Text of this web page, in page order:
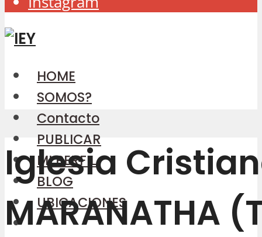
HOME
SOMOS?
Contacto
PUBLICAR
MI PERFIL
BLOG
UBICACIONES
Iglesia
MARANATHA